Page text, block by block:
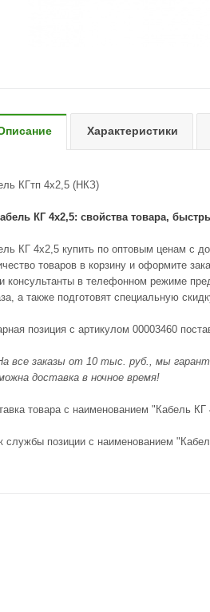
Характеристики
КГтп 4х2,5 (НКЗ)
КГ 4x2,5: свойства товара,
КГ 4x2,5 купить по оптовым ценам с
товаров в корзину и оформите
консультанты в телефонном режиме
а также подготовят специальную
позиция с артикулом 00003460
все заказы от 10 тыс. руб., мы
доставка в ночное время!
товара с наименованием "Кабель
службы позиции с наименованием